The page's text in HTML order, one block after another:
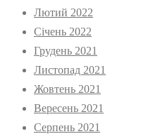
Лютий 2022
Січень 2022
Грудень 2021
Листопад 2021
Жовтень 2021
Вересень 2021
Серпень 2021